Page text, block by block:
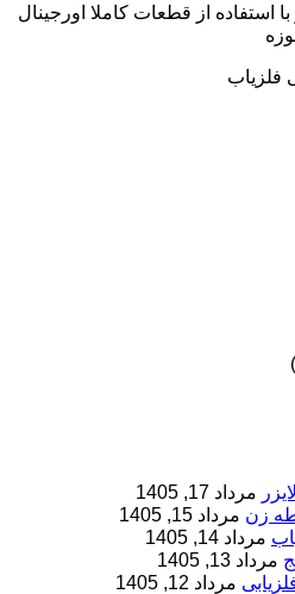
استفاده از قطعات کاملا اورجینال
فلزیاب
مرداد 17, 1405
زن مرداد 15, 1405
مرداد 14, 1405
مرداد 13, 1405
مرداد 12, 1405